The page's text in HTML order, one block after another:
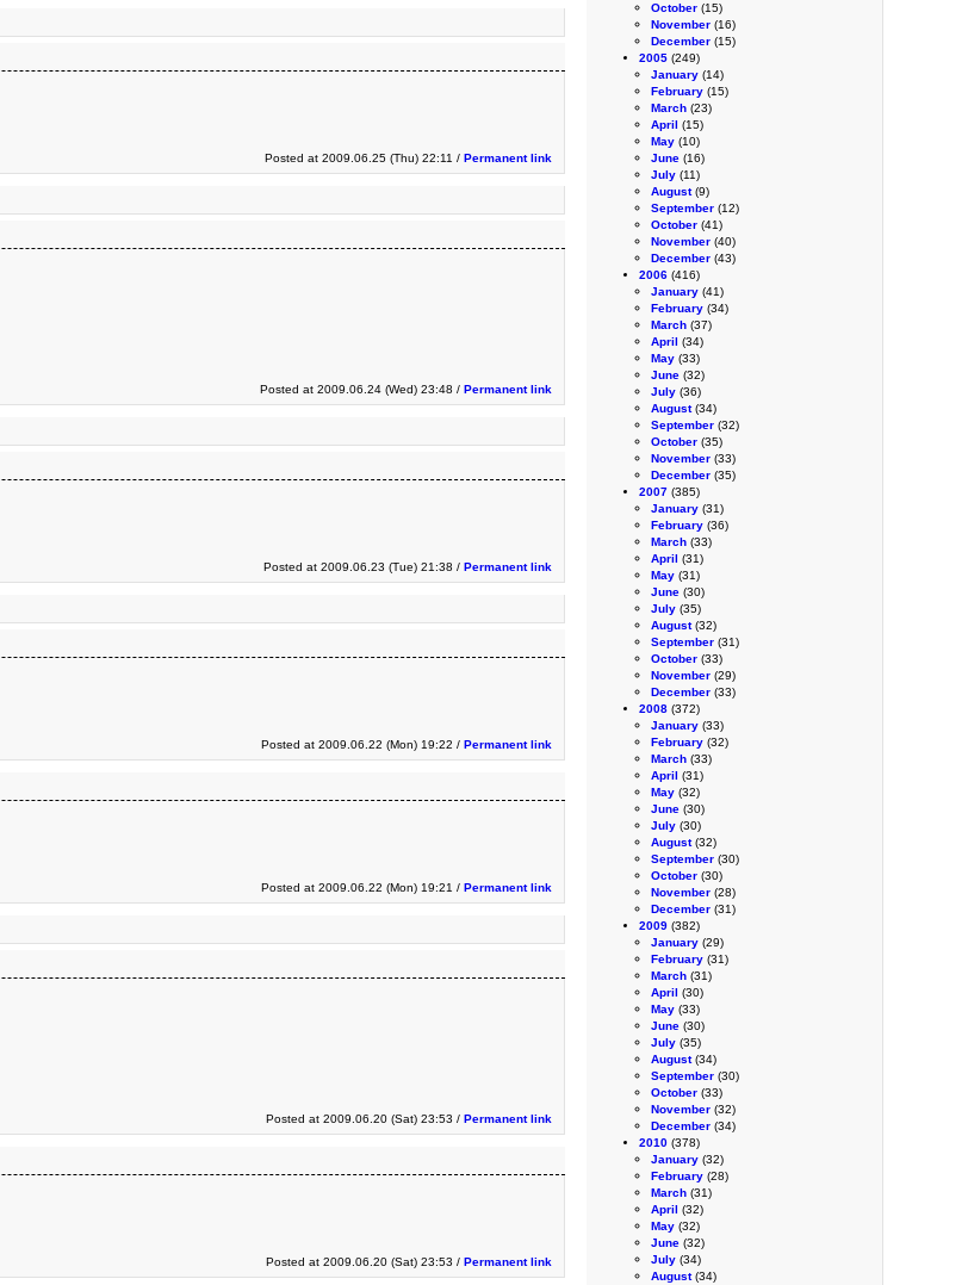
October (15)
November (16)
December (15)
2005 (249)
January (14)
February (15)
March (23)
April (15)
May (10)
June (16)
July (11)
August(9)
September (12)
October (41)
November (40)
December (43)
2006 (416)
January (41)
February (34)
March (37)
April (34)
May (33)
June (32)
July (36)
August(34)
September (32)
October (35)
November (33)
December (35)
2007 (385)
January (31)
February (36)
March (33)
April (31)
May (31)
June (30)
July (35)
August(32)
September (31)
October (33)
November (29)
December (33)
2008 (372)
January (33)
February (32)
March (33)
April (31)
May (32)
June (30)
July (30)
August(32)
September (30)
October (30)
November (28)
December (31)
2009 (382)
January (29)
February (31)
March (31)
April (30)
May (33)
June (30)
July (35)
August(34)
September (30)
October (33)
November (32)
December (34)
2010 (378)
January (32)
February (28)
March (31)
April (32)
May (32)
June (32)
July (34)
August(34)
Posted at 2009.06.25 (Thu) 22:11 / Permanent link
Posted at 2009.06.24 (Wed) 23:48 / Permanent link
Posted at 2009.06.23 (Tue) 21:38 / Permanent link
Posted at 2009.06.22 (Mon) 19:22 / Permanent link
Posted at 2009.06.22 (Mon) 19:21 / Permanent link
Posted at 2009.06.20 (Sat) 23:53 / Permanent link
Posted at 2009.06.20 (Sat) 23:53 / Permanent link